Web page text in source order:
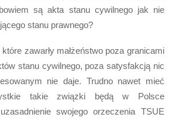
są akta stanu cywilnego jak nie
stanu prawnego?
zawarły małżeństwo poza granicami
stanu cywilnego, poza satysfakcją nic
nie daje. Trudno nawet mieć
takie związki będą w Polsce
swojego orzeczenia TSUE